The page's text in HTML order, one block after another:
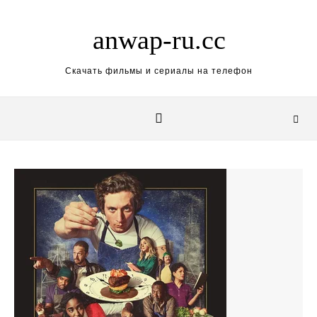
anwap-ru.cc
Скачать фильмы и сериалы на телефон